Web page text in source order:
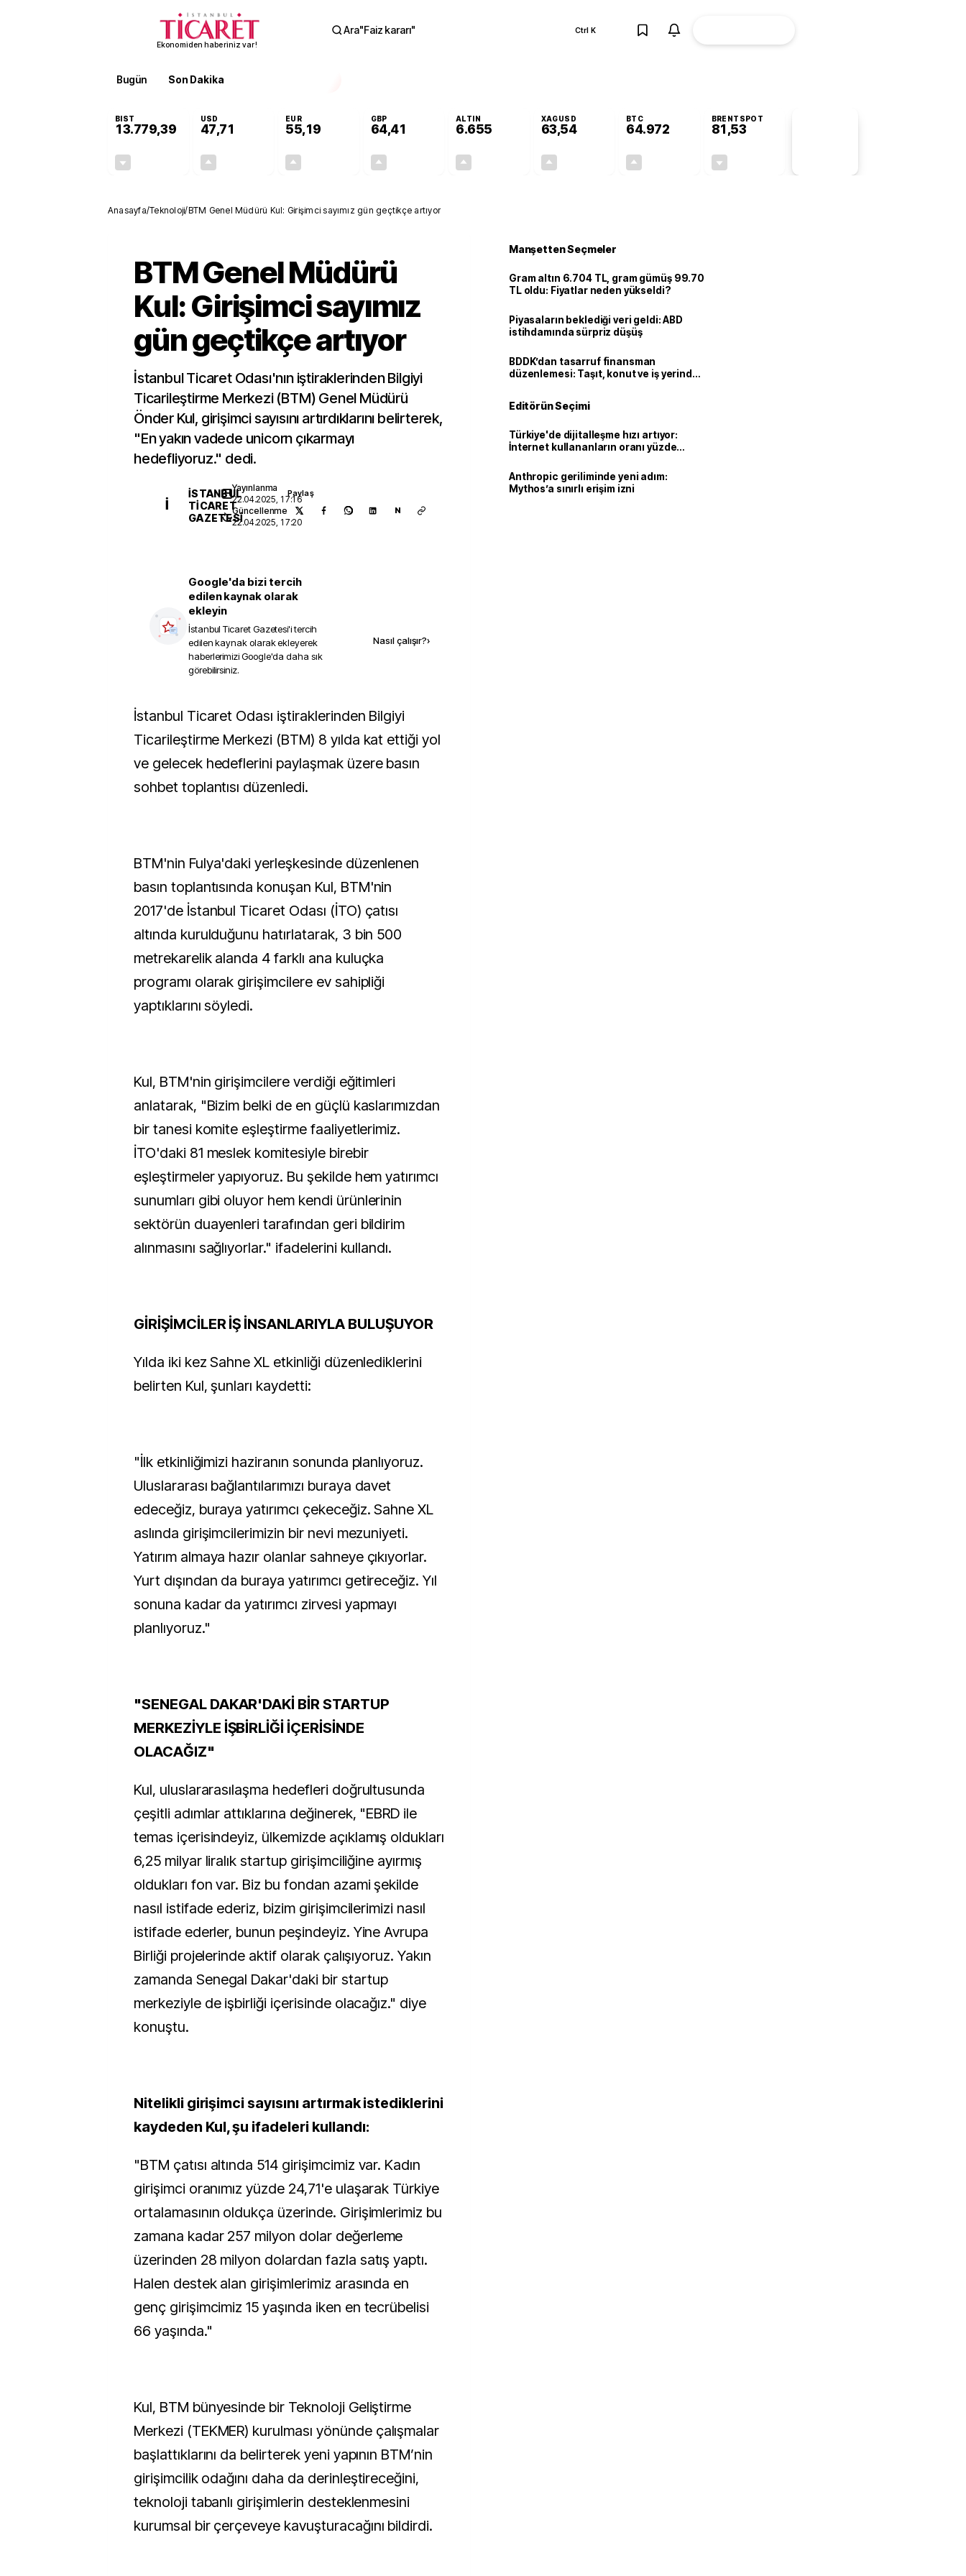
Ekonomiden haberiniz var!
Ara"Faiz kararı" Ctrl K
Bugün Son Dakika
BIST
13.779,39
USD
47,71
EUR
55,19
GBP
64,41
ALTIN
6.655
XAGUSD
63,54
BTC
64.972
BRENTSPOT
81,53
Anasayfa/Teknoloji/BTM Genel Müdürü Kul: Girişimci sayımız gün geçtikçe artıyor
BTM Genel Müdürü
Kul: Girişimci sayımız
gün geçtikçe artıyor
İstanbul Ticaret Odası'nın iştiraklerinden Bilgiyi
Ticarileştirme Merkezi (BTM) Genel Müdürü
Önder Kul, girişimci sayısını artırdıklarını belirterek,
"En yakın vadede unicorn çıkarmayı
hedefliyoruz." dedi.
İ
İSTANBUL
TICARET
GAZETESI
Yayınlanma
22.04.2025, 17:16
Güncellenme
22.04.2025, 17:20
Paylaş
N
Google'da bizi tercih
edilen kaynak olarak
ekleyin
İstanbul Ticaret Gazetesi'i tercih
edilen kaynak olarak ekleyerek
haberlerimizi Google'da daha sık
görebilirsiniz.
Nasıl çalışır?›
İstanbul Ticaret Odası iştiraklerinden Bilgiyi
Ticarileştirme Merkezi (BTM) 8 yılda kat ettiği yol
ve gelecek hedeflerini paylaşmak üzere basın
sohbet toplantısı düzenledi.
BTM'nin Fulya'daki yerleşkesinde düzenlenen
basın toplantısında konuşan Kul, BTM'nin
2017'de İstanbul Ticaret Odası (İTO) çatısı
altında kurulduğunu hatırlatarak, 3 bin 500
metrekarelik alanda 4 farklı ana kuluçka
programı olarak girişimcilere ev sahipliği
yaptıklarını söyledi.
Kul, BTM'nin girişimcilere verdiği eğitimleri
anlatarak, "Bizim belki de en güçlü kaslarımızdan
bir tanesi komite eşleştirme faaliyetlerimiz.
İTO'daki 81 meslek komitesiyle birebir
eşleştirmeler yapıyoruz. Bu şekilde hem yatırımcı
sunumları gibi oluyor hem kendi ürünlerinin
sektörün duayenleri tarafından geri bildirim
alınmasını sağlıyorlar." ifadelerini kullandı.
GİRİŞİMCİLER İŞ İNSANLARIYLA BULUŞUYOR
Yılda iki kez Sahne XL etkinliği düzenlediklerini
belirten Kul, şunları kaydetti:
"İlk etkinliğimizi haziranın sonunda planlıyoruz.
Uluslararası bağlantılarımızı buraya davet
edeceğiz, buraya yatırımcı çekeceğiz. Sahne XL
aslında girişimcilerimizin bir nevi mezuniyeti.
Yatırım almaya hazır olanlar sahneye çıkıyorlar.
Yurt dışından da buraya yatırımcı getireceğiz. Yıl
sonuna kadar da yatırımcı zirvesi yapmayı
planlıyoruz."
"SENEGAL DAKAR'DAKİ BİR STARTUP
MERKEZİYLE İŞBİRLİĞİ İÇERİSİNDE
OLACAĞIZ"
Kul, uluslararasılaşma hedefleri doğrultusunda
çeşitli adımlar attıklarına değinerek, "EBRD ile
temas içerisindeyiz, ülkemizde açıklamış oldukları
6,25 milyar liralık startup girişimciliğine ayırmış
oldukları fon var. Biz bu fondan azami şekilde
nasıl istifade ederiz, bizim girişimcilerimizi nasıl
istifade ederler, bunun peşindeyiz. Yine Avrupa
Birliği projelerinde aktif olarak çalışıyoruz. Yakın
zamanda Senegal Dakar'daki bir startup
merkeziyle de işbirliği içerisinde olacağız." diye
konuştu.
Nitelikli girişimci sayısını artırmak istediklerini
kaydeden Kul, şu ifadeleri kullandı:
"BTM çatısı altında 514 girişimcimiz var. Kadın
girişimci oranımız yüzde 24,71'e ulaşarak Türkiye
ortalamasının oldukça üzerinde. Girişimlerimiz bu
zamana kadar 257 milyon dolar değerleme
üzerinden 28 milyon dolardan fazla satış yaptı.
Halen destek alan girişimlerimiz arasında en
genç girişimcimiz 15 yaşında iken en tecrübelisi
66 yaşında."
Kul, BTM bünyesinde bir Teknoloji Geliştirme
Merkezi (TEKMER) kurulması yönünde çalışmalar
başlattıklarını da belirterek yeni yapının BTM’nin
girişimcilik odağını daha da derinleştireceğini,
teknoloji tabanlı girişimlerin desteklenmesini
kurumsal bir çerçeveye kavuşturacağını bildirdi.
Manşetten Seçmeler
Gram altın 6.704 TL, gram gümüş 99.70
TL oldu: Fiyatlar neden yükseldi?
Piyasaların beklediği veri geldi: ABD
istihdamında sürpriz düşüş
BDDK’dan tasarruf finansman
düzenlemesi: Taşıt, konut ve iş yerinde
Editörün Seçimi
Türkiye'de dijitalleşme hızı artıyor:
İnternet kullananların oranı yüzde
Anthropic geriliminde yeni adım:
Mythos’a sınırlı erişim izni